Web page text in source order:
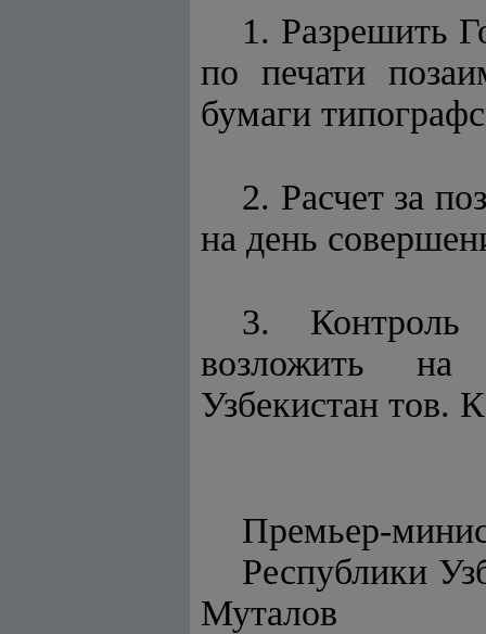
1. Разрешить
по печати
бумаги
2. Расчет за
на день
3. Контроль
возложить на
Узбекистан тов.
Премьер-
Муталов